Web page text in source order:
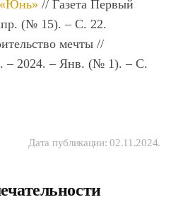
// Газета Первый
(№ 15). – С. 22.
мечты //
– 2024. – Янв. (№ 1). – С.
Дата публикации:02.11.2024.